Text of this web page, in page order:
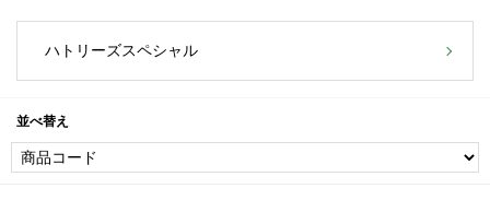
ハトリーズスペシャル
並べ替え